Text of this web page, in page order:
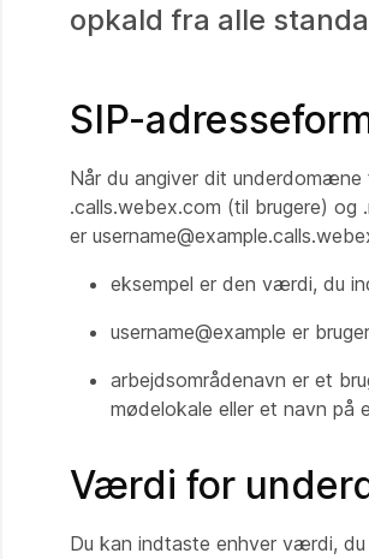
opkald fra alle
SIP-
Når du angiver dit
.calls.webex.com (til brugere) og
er
eksempel er den værdi, du
username@example er
arbejdsområdenavn er et
mødelokale eller et navn på
Værdi for
Du kan indtaste enhver værdi,